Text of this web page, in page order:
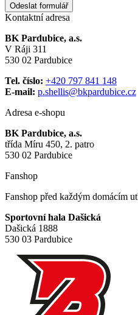
Odeslat formulář
Kontaktní adresa
BK Pardubice, a.s.
V Ráji 311
530 02 Pardubice
Tel. číslo: +420 797 841 148
E-mail: p.shellis@bkpardubice.cz
Adresa e-shopu
BK Pardubice, a.s.
třída Míru 450, 2. patro
530 02 Pardubice
Fanshop
Fanshop před každým domácím
Sportovní hala Dašická
Dašická 1888
530 03 Pardubice